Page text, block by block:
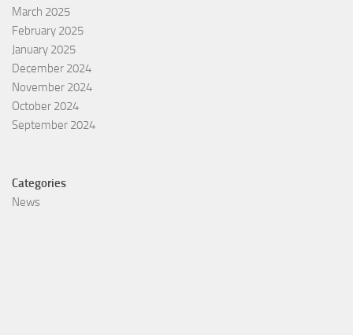
March 2025
February 2025
January 2025
December 2024
November 2024
October 2024
September 2024
Categories
News